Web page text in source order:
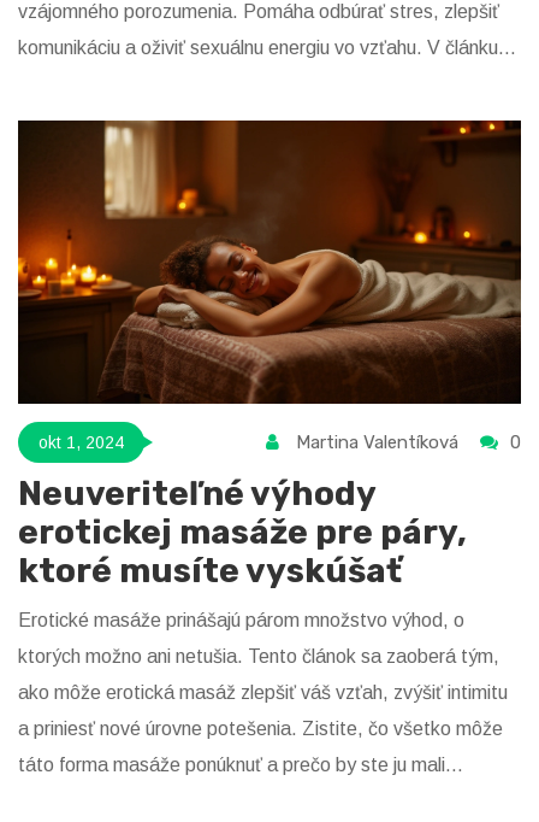
vzájomného porozumenia. Pomáha odbúrať stres, zlepšiť
komunikáciu a oživiť sexuálnu energiu vo vzťahu. V článku
sa pripraviť na tento výnimočný zážitok.
okt 1, 2024 Martina Valentíková 0
Neuveriteľné výhody
erotickej masáže pre páry,
ktoré musíte vyskúšať
Erotické masáže prinášajú párom množstvo výhod, o
ktorých možno ani netušia. Tento článok sa zaoberá tým,
ako môže erotická masáž zlepšiť váš vzťah, zvýšiť intimitu
a priniesť nové úrovne potešenia. Zistite, čo všetko môže
táto forma masáže ponúknuť a prečo by ste ju mali